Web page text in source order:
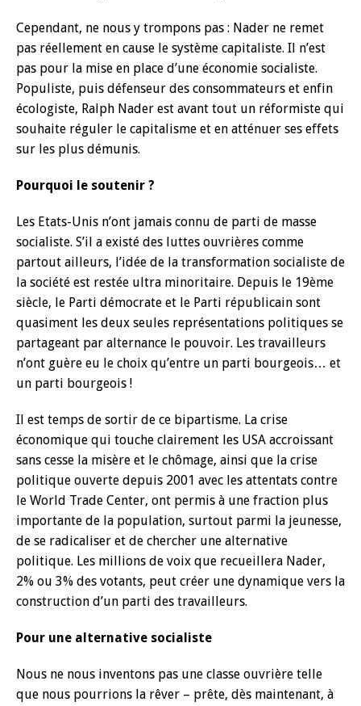
Cependant, ne nous y trompons pas : Nader ne remet
pas réellement en cause le système capitaliste. Il n’est
pas pour la mise en place d’une économie socialiste.
Populiste, puis défenseur des consommateurs et enfin
écologiste, Ralph Nader est avant tout un réformiste qui
souhaite réguler le capitalisme et en atténuer ses effets
sur les plus démunis.
Pourquoi le soutenir ?
Les Etats-Unis n’ont jamais connu de parti de masse
socialiste. S’il a existé des luttes ouvrières comme
partout ailleurs, l’idée de la transformation socialiste de
la société est restée ultra minoritaire. Depuis le 19ème
siècle, le Parti démocrate et le Parti républicain sont
quasiment les deux seules représentations politiques se
partageant par alternance le pouvoir. Les travailleurs
n’ont guère eu le choix qu’entre un parti bourgeois… et
un parti bourgeois !
Il est temps de sortir de ce bipartisme. La crise
économique qui touche clairement les USA accroissant
sans cesse la misère et le chômage, ainsi que la crise
politique ouverte depuis 2001 avec les attentats contre
le World Trade Center, ont permis à une fraction plus
importante de la population, surtout parmi la jeunesse,
de se radicaliser et de chercher une alternative
politique. Les millions de voix que recueillera Nader,
2% ou 3% des votants, peut créer une dynamique vers la
construction d’un parti des travailleurs.
Pour une alternative socialiste
Nous ne nous inventons pas une classe ouvrière telle
que nous pourrions la rêver – prête, dès maintenant, à